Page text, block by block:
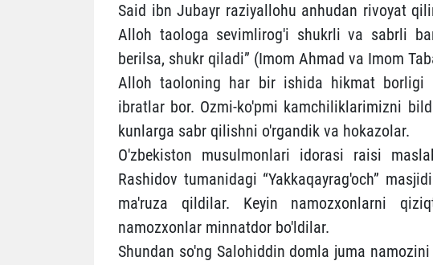
Said ibn Jubayr raziyallohu anhudan rivoyat
Alloh taologa sevimlirog'i shukrli va sabrli
berilsa, shukr qiladi” (Imom Ahmad va Imom
Alloh taoloning har bir ishida hikmat borligi
ibratlar bor. Ozmi-ko'pmi kamchiliklarimizni
kunlarga sabr qilishni o'rgandik va hokazolar.
O'zbekiston musulmonlari idorasi raisi
Rashidov tumanidagi “Yakkaqayrag'och”
ma'ruza qildilar. Keyin namozxonlarni
namozxonlar minnatdor bo'ldilar.
Shundan so'ng Salohiddin domla juma